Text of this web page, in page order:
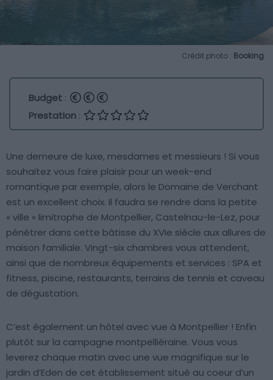
Crédit photo : Booking
Budget :
Prestation :
Une demeure de luxe, mesdames et messieurs ! Si vous
souhaitez vous faire plaisir pour un week-end
romantique par exemple, alors le Domaine de Verchant
est un excellent choix. Il faudra se rendre dans la petite
« ville » limitrophe de Montpellier, Castelnau-le-Lez, pour
pénétrer dans cette bâtisse du XVIe siècle aux allures de
maison familiale. Vingt-six chambres vous attendent,
ainsi que de nombreux équipements et services : SPA et
fitness, piscine, restaurants, terrains de tennis et caveau
de dégustation.
C’est également un hôtel avec vue à Montpellier ! Enfin
plutôt sur la campagne montpelliéraine. Vous vous
leverez chaque matin avec une vue magnifique sur le
jardin d’Eden de cet établissement situé au coeur d’un